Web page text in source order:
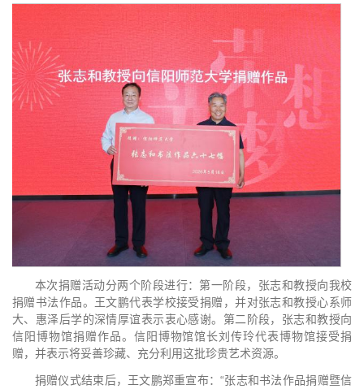
本次捐赠活动分两个阶段进行：第一阶段，张志和教授向我校
捐赠书法作品。王文鹏代表学校接受捐赠，并对张志和教授心系师
大、惠泽后学的深情厚谊表示衷心感谢。第二阶段，张志和教授向
信阳博物馆捐赠作品。信阳博物馆馆长刘传玲代表博物馆接受捐
赠，并表示将妥善珍藏、充分利用这批珍贵艺术资源。
捐赠仪式结束后，王文鹏郑重宣布：“张志和书法作品捐赠暨信